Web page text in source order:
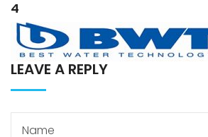
4
LEAVE A REPLY